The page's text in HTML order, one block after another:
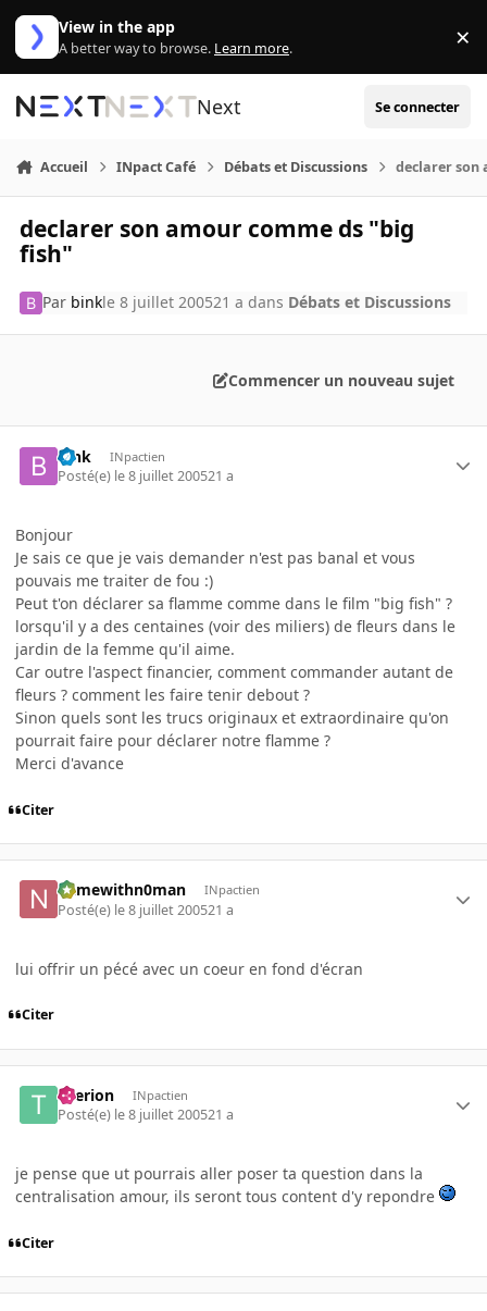
Aller au contenu
View in the app
A better way to browse. Learn more. ×
Next Se connecter
Accueil INpact Café Débats et Discussions declarer son
declarer son amour comme ds "big
fish"
Par binkle 8 juillet 200521 a dans Débats et Discussions
Commencer un nouveau sujet
bink INpactien
Posté(e) le 8 juillet 200521 a
Bonjour
Je sais ce que je vais demander n'est pas banal et vous
pouvais me traiter de fou :)
Peut t'on déclarer sa flamme comme dans le film "big fish" ?
lorsqu'il y a des centaines (voir des miliers) de fleurs dans le
jardin de la femme qu'il aime.
Car outre l'aspect financier, comment commander autant de
fleurs ? comment les faire tenir debout ?
Sinon quels sont les trucs originaux et extraordinaire qu'on
pourrait faire pour déclarer notre flamme ?
Merci d'avance
Citer
namewithn0man INpactien
Posté(e) le 8 juillet 200521 a
lui offrir un pécé avec un coeur en fond d'écran
Citer
titerion INpactien
Posté(e) le 8 juillet 200521 a
je pense que ut pourrais aller poser ta question dans la
centralisation amour, ils seront tous content d'y repondre
Citer